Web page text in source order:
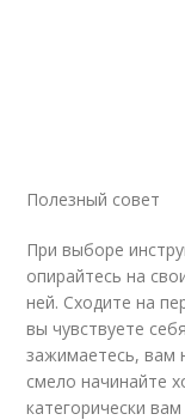
Полезный совет
При выборе
опирайтесь на
ней. Сходите на
вы чувствуете
зажимаетесь, вам
смело начинайте
категорически